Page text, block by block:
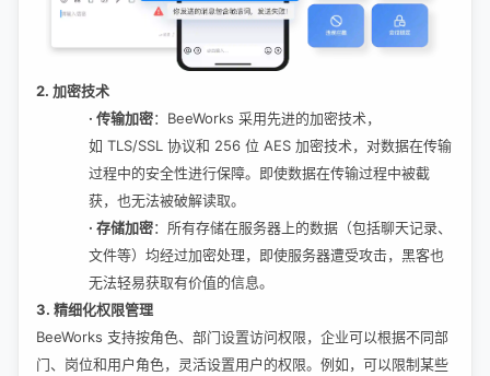
2. 加密技术
· 传输加密： BeeWorks 采用先进的加密技术，
如 TLS/SSL 协议和 256 位 AES 加密技术，对数据在传输
过程中的安全性进行保障。即使数据在传输过程中被截
获，也无法被破解读取。
· 存储加密：所有存储在服务器上的数据（包括聊天记录、
文件等）均经过加密处理，即使服务器遭受攻击，黑客也
无法轻易获取有价值的信息。
3. 精细化权限管理
BeeWorks 支持按角色、部门设置访问权限，企业可以根据不同部
门、岗位和用户角色，灵活设置用户的权限。例如，可以限制某些